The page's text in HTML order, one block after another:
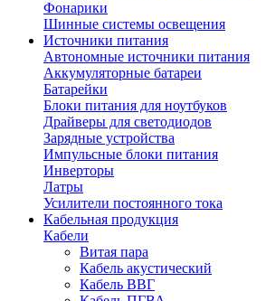
Фонарики
Шинные системы освещения
Источники питания
Автономные источники питания
Аккумуляторные батареи
Батарейки
Блоки питания для ноутбуков
Драйверы для светодиодов
Зарядные устройства
Импульсные блоки питания
Инверторы
Латры
Усилители постоянного тока
Кабельная продукция
Кабели
Витая пара
Кабель акустический
Кабель ВВГ